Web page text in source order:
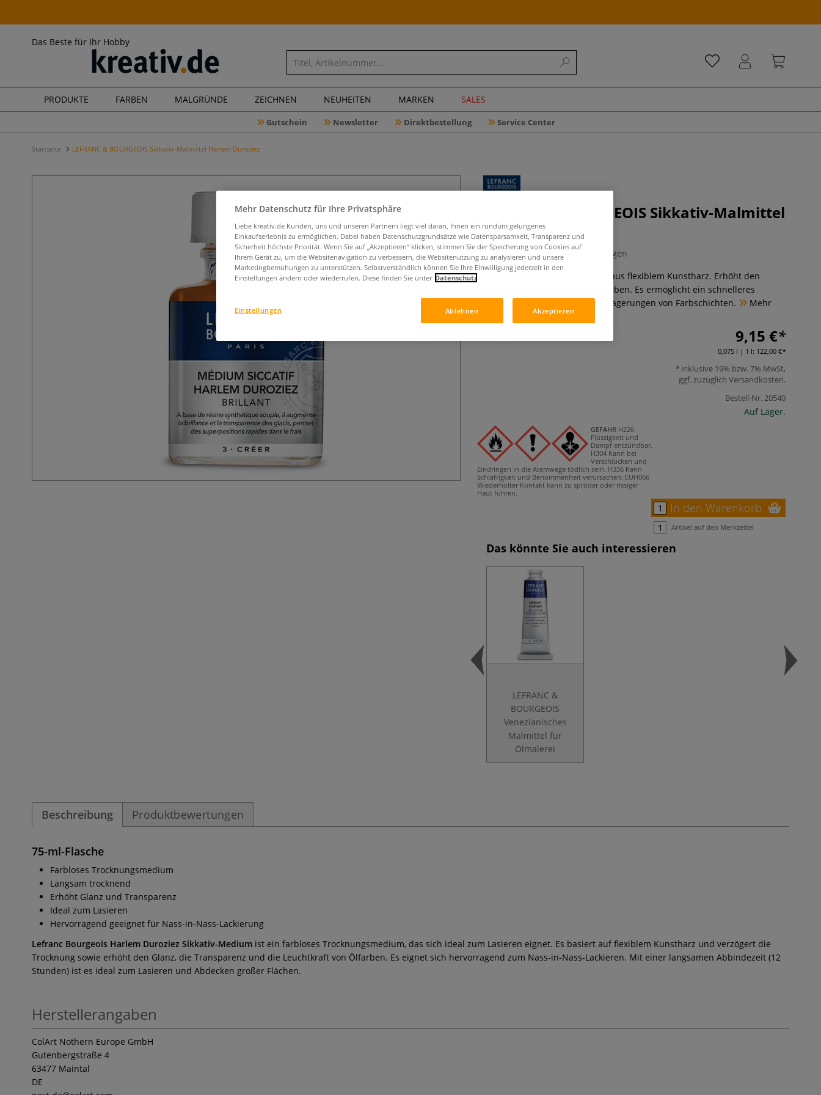
Das Beste für Ihr Hobby
PRODUKTE FARBEN MALGRÜNDE ZEICHNEN NEUHEITEN MARKEN SALES
Gutschein Newsletter Direktbestellung Service Center
Startseite LEFRANC & BOURGEOIS Sikkativ-Malmittel Harlem Duroziez
LEFRANC & BOURGEOIS Sikkativ-Malmittel
Harlem Duroziez
0 Bewertungen
Flüssiger Trocknungsverzögerer aus flexiblem Kunstharz. Erhöht den
Glanz und Transparenz von Ölfarben. Es ermöglicht ein schnelleres
Arbeiten an Lasuren sowie Überlagerungen von Farbschichten.
Mehr
9,15 €
0,075 l | 1 l: 122,00 €
inklusive 19% bzw. 7% MwSt,
ggf. zuzüglich Versandkosten.
Bestell-Nr.20540
Auf Lager.
GEFAHR H226
Flüssigkeit und
Dampf entzündbar.
H304 Kann bei
Verschlucken und
Eindringen in die Atemwege tödlich sein. H336 Kann
Schläfrigkeit und Benommenheit verursachen. EUH066
Wiederholter Kontakt kann zu spröder oder rissiger
Haut führen.
In den Warenkorb
Artikel auf den Merkzettel
Das könnte Sie auch interessieren
LEFRANC &
BOURGEOIS
Venezianisches
Malmittel für
Ölmalerei
Beschreibung Produktbewertungen
75-ml-Flasche
Farbloses Trocknungsmedium
Langsam trocknend
Erhöht Glanz und Transparenz
Ideal zum Lasieren
Hervorragend geeignet für Nass-in-Nass-Lackierung
Lefranc Bourgeois Harlem Duroziez Sikkativ-Medium ist ein farbloses Trocknungsmedium, das sich ideal zum Lasieren eignet. Es basiert auf flexiblem Kunstharz und verzögert die
Trocknung sowie erhöht den Glanz, die Transparenz und die Leuchtkraft von Ölfarben. Es eignet sich hervorragend zum Nass-in-Nass-Lackieren. Mit einer langsamen Abbindezeit (12
Stunden) ist es ideal zum Lasieren und Abdecken großer Flächen.
Herstellerangaben
ColArt Nothern Europe GmbH
Gutenbergstraße 4
63477 Maintal
DE
Mehr Datenschutz für Ihre Privatsphäre
Liebe kreativ.de Kunden, uns und unseren Partnern liegt viel daran, Ihnen ein rundum gelungenes
Einkaufserlebnis zu ermöglichen. Dabei haben Datenschutzgrundsätze wie Datensparsamkeit, Transparenz und
Sicherheit höchste Priorität. Wenn Sie auf „Akzeptieren“ klicken, stimmen Sie der Speicherung von Cookies auf
Ihrem Gerät zu, um die Websitenavigation zu verbessern, die Websitenutzung zu analysieren und unsere
Marketingbemühungen zu unterstützen. Selbstverständlich können Sie Ihre Einwilligung jederzeit in den
Einstellungen ändern oder wiederrufen. Diese finden Sie unter Datenschutz
Ablehnen Akzeptieren
Einstellungen